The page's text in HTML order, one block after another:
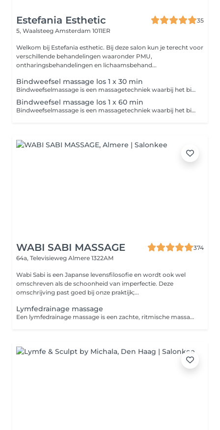
Estefania Esthetic
35
5, Waalsteeg Amsterdam 1011ER
Welkom bij Estefania esthetic. Bij deze salon kun je terecht voor
verschillende behandelingen waaronder PMU,
ontharingsbehandelingen en lichaamsbehand...
Bindweefsel massage los 1 x 30 min
Bindweefselmassage is een massagetechniek waarbij het bindweefsel (de huid en onderliggende lagen) wordt gestimuleerd met stevige, vaak wat trekkende bewegingen. Dit verbetert de doorbloeding, maakt verklevingen los en kan de huid en spieren soepeler maken. De massage kan soms gevoelig zijn, maar helpt het lichaam beter te herstellen en te ontspannen.
Bindweefsel massage los 1 x 60 min
Bindweefselmassage is een massagetechniek waarbij het bindweefsel (de huid en onderliggende lagen) wordt gestimuleerd met stevige, vaak wat trekkende bewegingen. Dit verbetert de doorbloeding, maakt verklevingen los en kan de huid en spieren soepeler maken. De massage kan soms gevoelig zijn, maar helpt het lichaam beter te herstellen en te ontspannen.
WABI SABI MASSAGE
374
64a, Televisieweg Almere 1322AM
Wabi Sabi is een Japanse levensfilosofie en wordt ook wel
omschreven als de schoonheid van imperfectie. Deze
omschrijving past goed bij onze praktijk;...
Lymfedrainage massage
Een lymfedrainage massage is een zachte, ritmische massagetechniek die de afvoer van lymfevocht stimuleert. Dit helpt het lichaam bij het afvoeren van afvalstoffen en overtollig vocht, kan zwellingen verminderen en ondersteunt het herstel en de ontspanning van het lichaam.